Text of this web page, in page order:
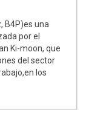
B4P)es una
por el
Ki-moon, que
del sector
los